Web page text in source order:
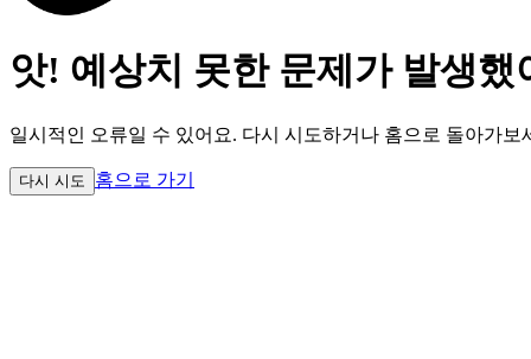
앗! 예상치 못한 문제가 발생했
일시적인 오류일 수 있어요. 다시 시도하거나 홈으로 돌아가보
다시 시도 홈으로 가기